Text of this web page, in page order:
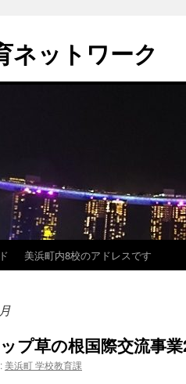
ネットワーク
美浜町内8校のアドレスです
プ草の根国際交流事
美浜町 学校教育課